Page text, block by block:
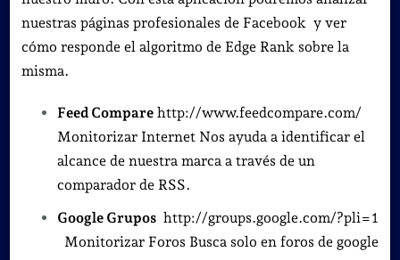
nuestras páginas profesionales de Facebook y ver
cómo responde el algoritmo de Edge Rank sobre la
misma.
Feed Comparehttp://www.feedcompare.com/
Monitorizar Internet Nos ayuda a identificar el
alcance de nuestra marca a través de un
comparador de RSS.
Google Gruposhttp://groups.google.com/?pli=1
Monitorizar Foros Busca solo en foros de google